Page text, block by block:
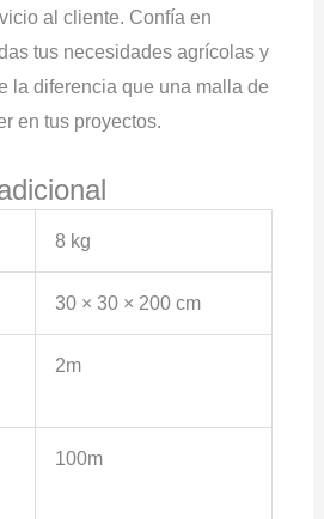
al cliente. Confía en
tus necesidades agrícolas y
la diferencia que una malla de
en tus proyectos.
8 kg
30 × 30 × 200 cm
2m
100m